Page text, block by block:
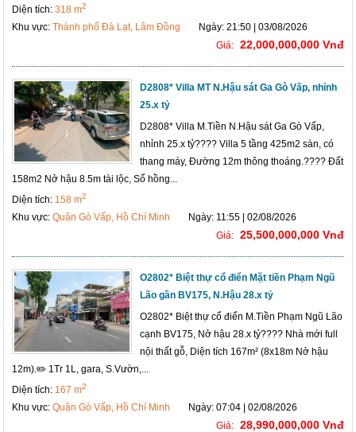
Diện tích:318 m2
Khu vực:Thành phố Đà Lạt, Lâm Đồng
Ngày: 21:50 | 03/08/2026
Giá: 22,000,000,000 Vnđ
D2808* Villa MT N.Hậu sát Ga Gò Vấp, nhỉnh
25.x tỷ
D2808* Villa M.Tiền N.Hậu sát Ga Gò Vấp,
nhỉnh 25.x tỷ???? Villa 5 tầng 425m2 sàn, có
thang máy, Đường 12m thông thoáng.???? Đất
158m2 Nở hậu 8.5m tài lộc, Sổ hồng...
Diện tích: 158 m2
Khu vực:Quận Gò Vấp, Hồ Chí Minh
Ngày: 11:55 | 02/08/2026
Giá: 25,500,000,000 Vnđ
O2802* Biệt thự cổ điển Mặt tiền Phạm Ngũ
Lão gần BV175, N.Hậu 28.x tỷ
O2802* Biệt thự cổ điển M.Tiền Phạm Ngũ Lão
cạnh BV175, Nở hậu 28.x tỷ???? Nhà mới full
nội thất gỗ, Diện tích 167m² (8x18m Nở hậu
12m).✏️ 1Tr 1L, gara, S.Vườn,...
Diện tích: 167 m2
Khu vực:Quận Gò Vấp, Hồ Chí Minh
Ngày: 07:04 | 02/08/2026
Giá: 28,990,000,000 Vnđ